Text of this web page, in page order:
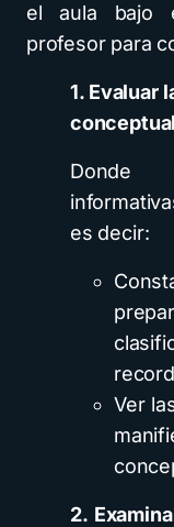
el aula bajo
profesor para
1. Evaluar
Donde
es decir:
Ver
2.